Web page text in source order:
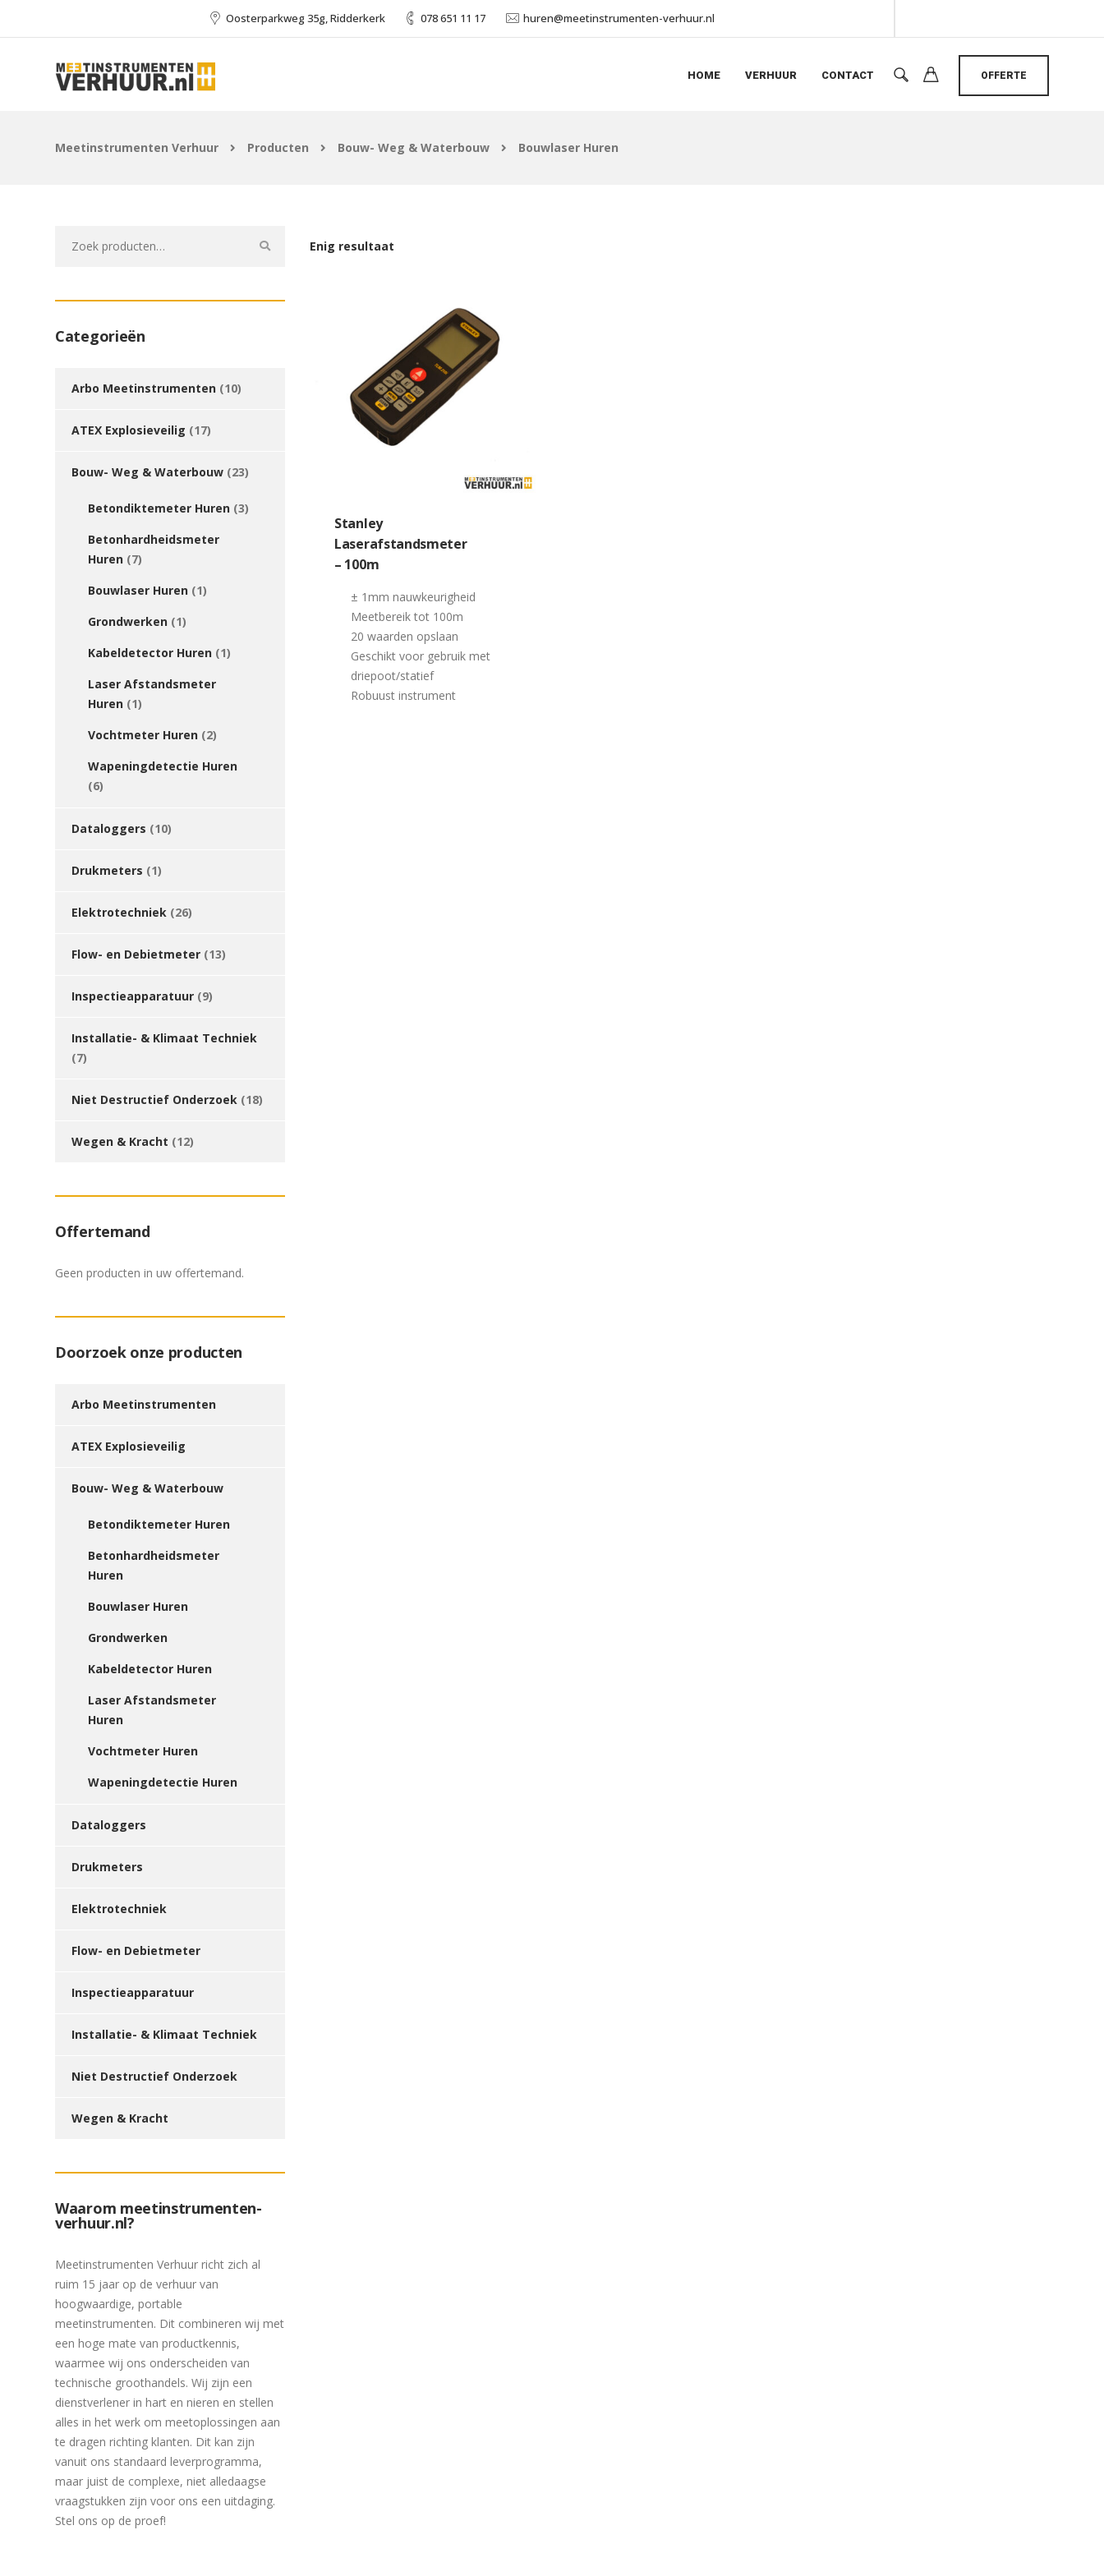
Oosterparkweg 35g, Ridderkerk 078 651 11 17 huren@meetinstrumenten-verhuur.nl
HOME VERHUUR CONTACT OFFERTE
Meetinstrumenten Verhuur Producten Bouw- Weg & Waterbouw Bouwlaser Huren
naar:
Categorieën
Arbo Meetinstrumenten (10)
ATEX Explosieveilig (17)
Bouw- Weg & Waterbouw (23)
Betondiktemeter Huren (3)
Betonhardheidsmeter
Huren (7)
Bouwlaser Huren (1)
Grondwerken (1)
Kabeldetector Huren (1)
Laser Afstandsmeter
Huren (1)
Vochtmeter Huren (2)
Wapeningdetectie Huren
(6)
Dataloggers (10)
Drukmeters (1)
Elektrotechniek (26)
Flow- en Debietmeter (13)
Inspectieapparatuur (9)
Installatie- & Klimaat Techniek
(7)
Niet Destructief Onderzoek (18)
Wegen & Kracht (12)
Offertemand
Geen producten in uw offertemand.
Doorzoek onze producten
Arbo Meetinstrumenten
ATEX Explosieveilig
Bouw- Weg & Waterbouw
Betondiktemeter Huren
Betonhardheidsmeter
Huren
Bouwlaser Huren
Grondwerken
Kabeldetector Huren
Laser Afstandsmeter
Huren
Vochtmeter Huren
Wapeningdetectie Huren
Dataloggers
Drukmeters
Elektrotechniek
Flow- en Debietmeter
Inspectieapparatuur
Installatie- & Klimaat Techniek
Niet Destructief Onderzoek
Wegen & Kracht
Waarom meetinstrumenten-
verhuur.nl?
Meetinstrumenten Verhuur richt zich al
ruim 15 jaar op de verhuur van
hoogwaardige, portable
meetinstrumenten. Dit combineren wij met
een hoge mate van productkennis,
waarmee wij ons onderscheiden van
technische groothandels. Wij zijn een
dienstverlener in hart en nieren en stellen
alles in het werk om meetoplossingen aan
te dragen richting klanten. Dit kan zijn
vanuit ons standaard leverprogramma,
maar juist de complexe, niet alledaagse
vraagstukken zijn voor ons een uitdaging.
Stel ons op de proef!
Enig resultaat
Stanley
Laserafstandsmeter
– 100m
± 1mm nauwkeurigheid
Meetbereik tot 100m
20 waarden opslaan
Geschikt voor gebruik met
driepoot/statief
Robuust instrument